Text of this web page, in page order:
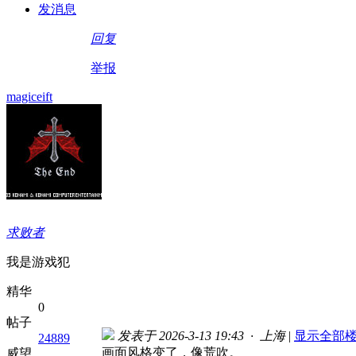
发消息
回复
举报
magiceift
求败者
我是游戏犯
精华
0
帖子
24889
威望
发表于 2026-3-13 19:43 · 上海 | 显示全部
画面风格变了，像荒吹。